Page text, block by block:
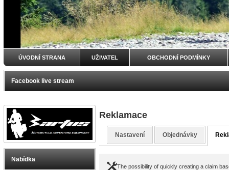
ÚVODNÍ STRANA UŽIVATEL OBCHODNÍ PODMÍNKY
Facebook live stream
Nabídka
Reklamace
Nastavení Objednávky
The possibility of quickly creating a claim